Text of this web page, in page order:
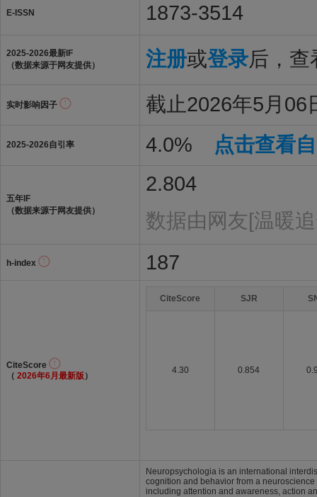
E-ISSN 1873-3514
2025-2026最新IF
（数据来源于网友提供）
注册或登录后，查
实时影响因子 截止2026年5月06
2025-2026自引率 4.0% 点击查看
五年IF
（数据来源于网友提供）
2.804
数据由网友[温暖
h-index 187
CiteScore
（ 2026年6月最新版 ）
CiteScore SJR
4.30 0.854
Neuropsychologia is an international
cognition and behavior from a
including attention and awareness, action